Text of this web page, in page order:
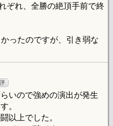
ぞれ、全勝の絶頂手前で終
ったのですが、引き弱な
いので強めの演出が発生
。
以上でした。